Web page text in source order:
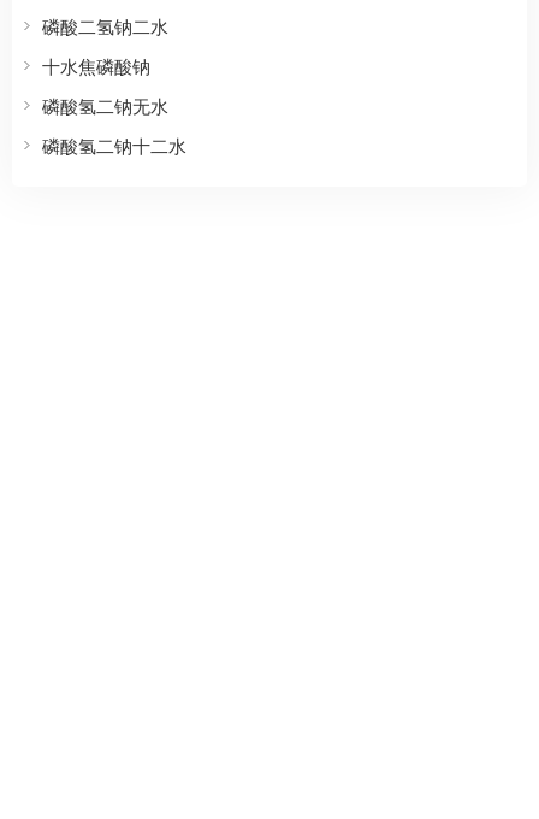
磷酸二氢钠二水
十水焦磷酸钠
磷酸氢二钠无水
磷酸氢二钠十二水